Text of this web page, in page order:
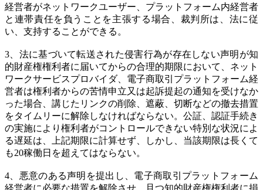
経営者がネットワークユーザー、プラットフォーム内経営者
と連帯責任を負うことを主張する場合、裁判所は、法に従
い、支持することができる。
3、法に基づいて転送された侵害行為が存在しない声明が知
的財産権権利者に届いてからの合理的期限において、ネット
ワークサービスプロバイダ、電子商取引プラットフォーム経
営者は権利者からの苦情申立又は起訴提起の通知を受けなか
った場合、講じたリンクの削除、遮蔽、切断などの撤去措置
をタイムリーに解除しなければならない。公証、認証手続き
の実施により権利者がコントロールできない特別な状況によ
る遅延は、上記期限に計算せず、しかし、当該期限は長くて
も20稼働日を超えてはならない。
4、悪意のある声明を提出し、電子商取引プラットフォーム
経営者に必要な措置を解除させ、且つ知的財産権権利者に損